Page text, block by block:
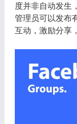
度并非自动发生
管理员可以发布
互动，激励分享